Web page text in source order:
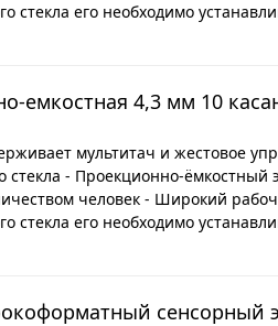
стекла его необходимо
емкостная 4,3 мм 10
мультитач и жестовое
стекла - Проекционно-ёмкостный
человек - Широкий
стекла его необходимо
сенсорный